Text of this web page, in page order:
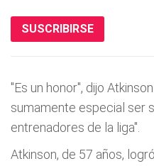
SUSCRIBIRSE
"Es un honor", dijo
sumamente especial ser
entrenadores de la liga".
Atkinson, de 57 años,